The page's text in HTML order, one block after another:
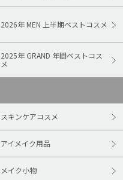
2026年 MEN 上半期ベストコスメ
2025年 GRAND 年間ベストコス
メ
スキンケアコスメ
アイメイク用品
メイク小物